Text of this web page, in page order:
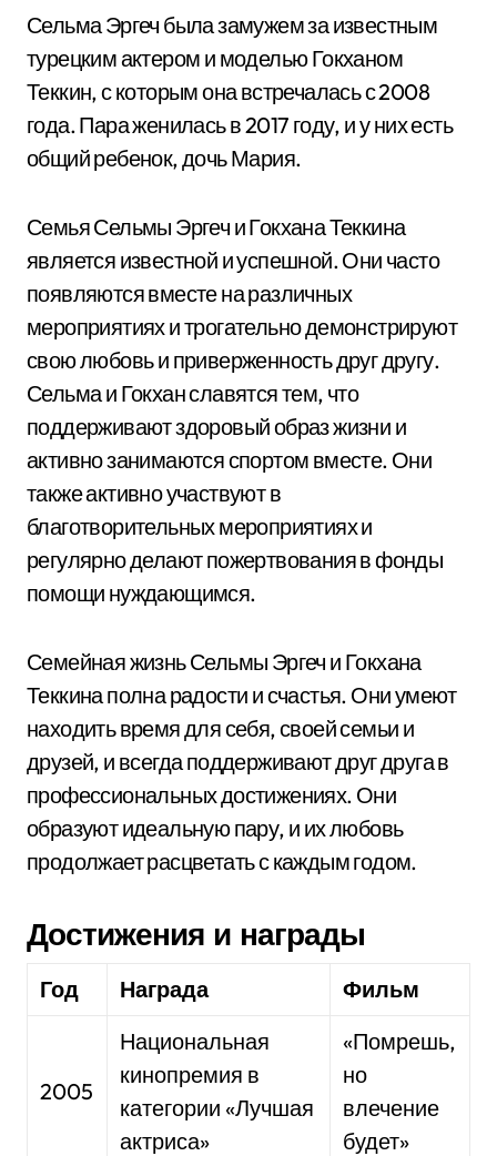
Сельма Эргеч была замужем за известным
турецким актером и моделью Гокханом
Теккин, с которым она встречалась с 2008
года. Пара женилась в 2017 году, и у них есть
общий ребенок, дочь Мария.
Семья Сельмы Эргеч и Гокхана Теккина
является известной и успешной. Они часто
появляются вместе на различных
мероприятиях и трогательно демонстрируют
свою любовь и приверженность друг другу.
Сельма и Гокхан славятся тем, что
поддерживают здоровый образ жизни и
активно занимаются спортом вместе. Они
также активно участвуют в
благотворительных мероприятиях и
регулярно делают пожертвования в фонды
помощи нуждающимся.
Семейная жизнь Сельмы Эргеч и Гокхана
Теккина полна радости и счастья. Они умеют
находить время для себя, своей семьи и
друзей, и всегда поддерживают друг друга в
профессиональных достижениях. Они
образуют идеальную пару, и их любовь
продолжает расцветать с каждым годом.
Достижения и награды
Год Награда Фильм
2005
Национальная
кинопремия в
категории «Лучшая
актриса»
«Помрешь,
но
влечение
будет»